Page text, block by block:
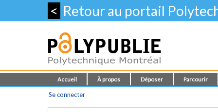
< Retour au portail
Accueil À propos Déposer Parcourir
Se connecter